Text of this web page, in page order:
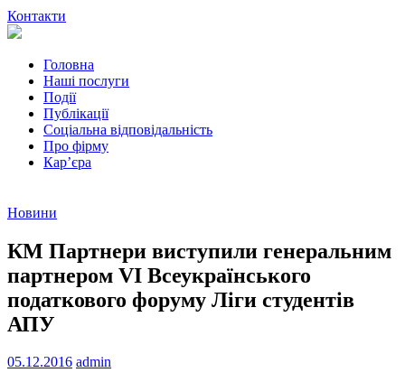
Контакти
Головна
Наші послуги
Події
Публікації
Соціальна відповідальність
Про фiрму
Кар’єра
Новини
КМ Партнери виступили генеральним
партнером VІ Всеукраїнського
податкового форуму Ліги студентів
АПУ
05.12.2016 admin